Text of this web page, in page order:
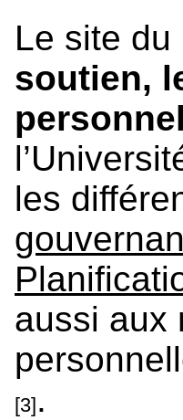
Le site
soutien,
les
aussi aux
[3].